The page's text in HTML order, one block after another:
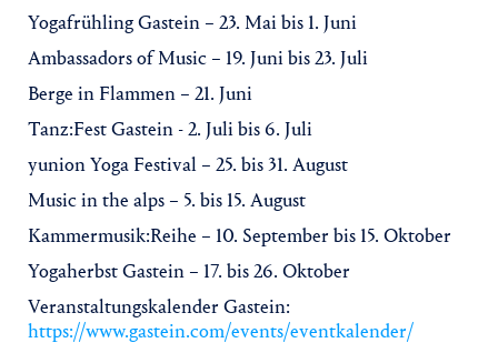
Yogafrühling Gastein – 23. Mai bis 1. Juni
Ambassadors of Music – 19. Juni bis 23. Juli
Berge in Flammen – 21. Juni
Tanz:Fest Gastein - 2. Juli bis 6. Juli
yunion Yoga Festival – 25. bis 31. August
Music in the alps – 5. bis 15. August
Kammermusik:Reihe – 10. September bis 15. Oktober
Yogaherbst Gastein – 17. bis 26. Oktober
Veranstaltungskalender Gastein:
https://www.gastein.com/events/eventkalender/